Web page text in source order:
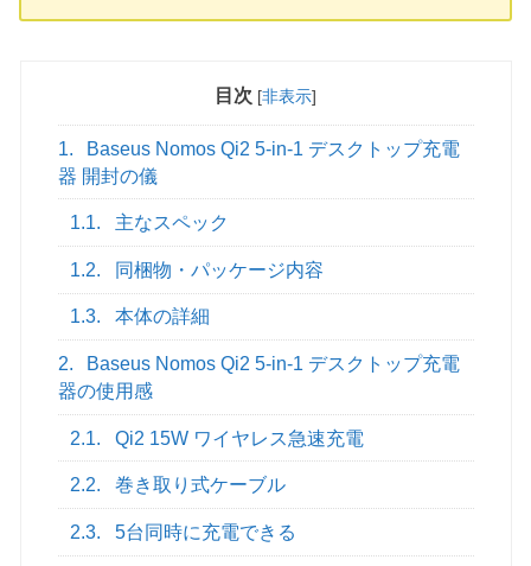
目次 [非表示]
1.
Baseus Nomos Qi2 5-in-1 デスクトップ充電
器 開封の儀
1.1. 主なスペック
1.2. 同梱物・パッケージ内容
1.3. 本体の詳細
2.
Baseus Nomos Qi2 5-in-1 デスクトップ充電
器の使用感
2.1. Qi2 15W ワイヤレス急速充電
2.2. 巻き取り式ケーブル
2.3. 5台同時に充電できる